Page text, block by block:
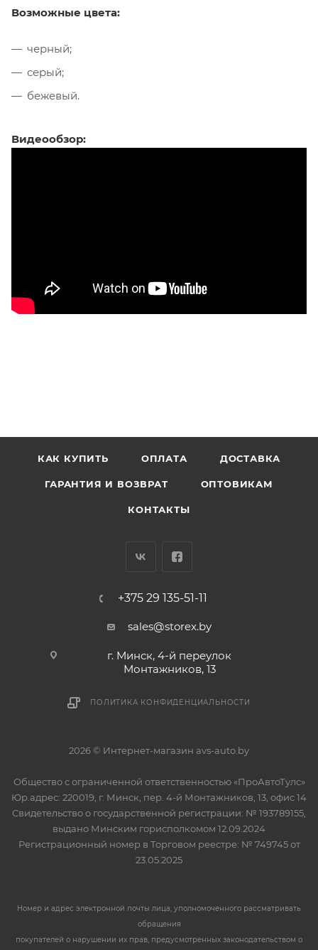
Возможные цвета:
черный;
серый;
бежевый.
Видеообзор:
КАК КУПИТЬ ОПЛАТА ДОСТАВКА
ГАРАНТИЯ И ВОЗВРАТ ОПТОВИКАМ
КОНТАКТЫ
+375 29 135-51-11
sales@storex.by
г. Минск, 4-й переулок
Монтажников, 13
ПОЛИТИКА КОНФИДЕНЦИАЛЬНОСТИ
2026 © Интернет-магазин avs-auto.by
Общество с ограниченной ответственностью «ПроАвтоТулс»
Юр.адрес: 220019, г. Минск, пер. 4-й Монтажников, 13, офис 14
Свидетельство о государственной регистрации: № 193789155,
выдано Минским горисполкомом 12.09.2024
Регистрационный номер в Торговом реестре: № 749745 от
23.05.2025
Номер и адрес электронной почты лица, уполномоченного рассматривать
обращения
покупателей о нарушении их прав, предусмотренных законодательством о